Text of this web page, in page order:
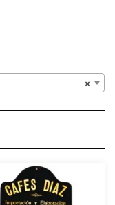
×